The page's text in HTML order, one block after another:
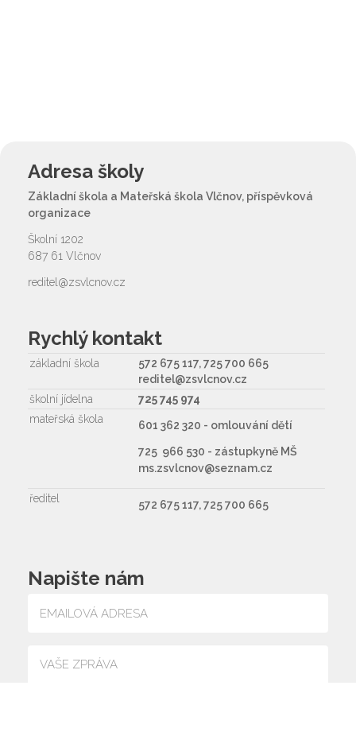
Adresa školy
Základní škola a Mateřská škola Vlčnov, příspěvková
organizace
Školní 1202
687 61 Vlčnov
reditel@zsvlcnov.cz
Rychlý kontakt
základní škola
572 675 117, 725 700 665
reditel@zsvlcnov.cz
školní jídelna
725 745 974
mateřská škola
601 362 320 - omlouvání dětí
725 966 530 - zástupkyně MŠ
ms.zsvlcnov@seznam.cz
ředitel 572 675 117, 725 700 665
Napište nám